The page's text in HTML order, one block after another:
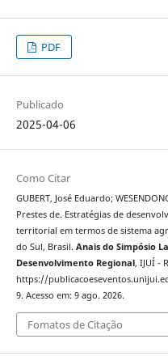
PDF
Publicado
2025-04-06
Como Citar
GUBERT, José Eduardo;
Prestes de. Estratégias de
territorial em termos de sistema
do Sul, Brasil. Anais do Simpósio
Desenvolvimento Regional, IJUÍ -
https://
9. Acesso em: 9 ago. 2026.
Fomatos de Citação